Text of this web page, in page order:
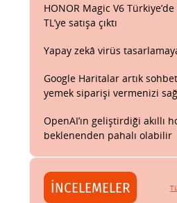
HONOR Magic V6
TL’ye satışa çıktı
Yapay zekâ virüs
Google Haritalar artık
yemek siparişi vermenizi
OpenAI’ın geliştirdiği akıllı
beklenenden pahalı olabilir
İNCELEMELER